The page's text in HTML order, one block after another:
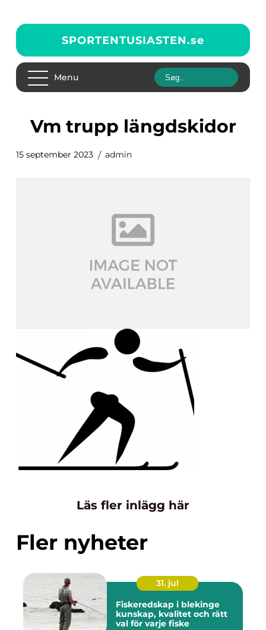
SPORTENTUSIASTEN.se
Menu
vm trupp längdskidor
15 september 2023 admin
Läs fler inlägg här
Fler nyheter
31. jul
Fiskeredskap i blekinge
kunskap, kvalitet och rätt
val för varje fiske